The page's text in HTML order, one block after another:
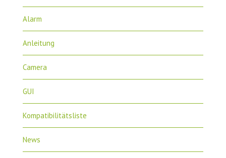
Alarm
Anleitung
Camera
GUI
Kompatibilitätsliste
News